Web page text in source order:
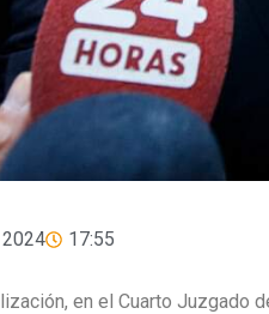
17:55
en el Cuarto Juzgado